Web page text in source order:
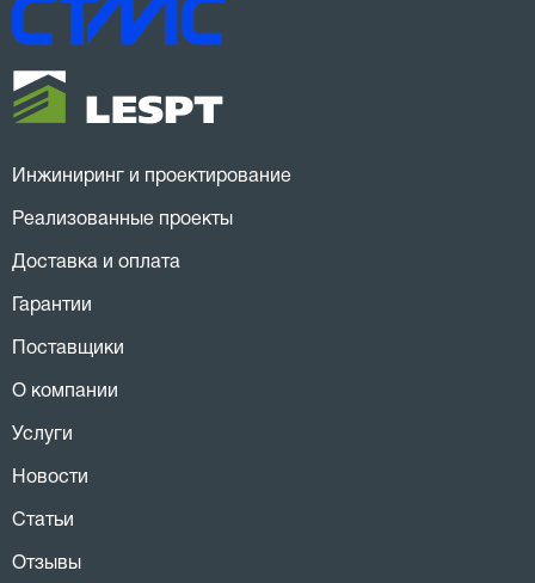
Инжиниринг и проектирование
Реализованные проекты
Доставка и оплата
Гарантии
Поставщики
О компании
Услуги
Новости
Статьи
Отзывы